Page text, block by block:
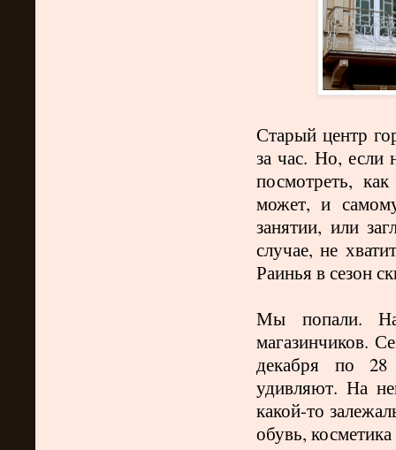
Старый центр
за час. Но, если
посмотреть,
может, и
занятии, или
случае, не
Раинья в сезон
Мы попали. На
магазинчиков.
декабря по 28
удивляют. На
какой-то
обувь,